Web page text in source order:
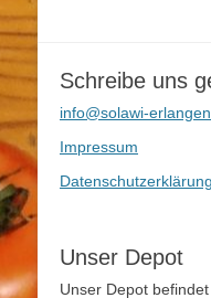
Schreibe uns
info@solawi-
Impressum
Datenschutzerklärung
Unser Depot
Unser Depot